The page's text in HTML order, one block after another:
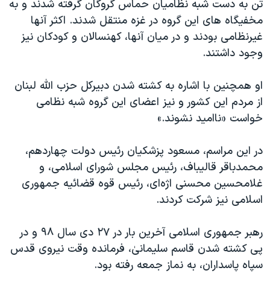
تن به دست شبه نظامیان حماس گروگان گرفته شدند و به
مخفیگاه های این گروه در غزه منتقل شدند. اکثر آنها
غیرنظامی بودند و در میان آنها، کهنسالان و کودکان نیز
وجود داشتند.
او همچنین با اشاره به کشته شدن دبیرکل حزب الله لبنان
از مردم این کشور و نیز اعضای این گروه شبه نظامی
خواست «ناامید نشوند.»
در این مراسم، مسعود پزشکیان رئیس دولت چهاردهم،
محمدباقر قالیباف، رئیس مجلس شورای اسلامی، و
غلامحسین محسنی اژه‌ای، رئیس قوه قضائیه جمهوری
اسلامی نیز شرکت کردند.
رهبر جمهوری اسلامی آخرین بار در ۲۷ دی سال ۹۸ و در
پی کشته شدن قاسم سلیمانیٰ، فرمانده وقت نیروی قدس
سپاه پاسداران، به نماز جمعه رفته بود.